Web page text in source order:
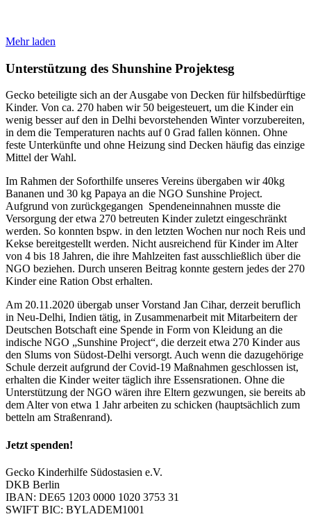
Mehr laden
Unterstützung des Shunshine Projektesg
Gecko beteiligte sich an der Ausgabe von Decken für hilfsbedürftige
Kinder. Von ca. 270 haben wir 50 beigesteuert, um die Kinder ein
wenig besser auf den in Delhi bevorstehenden Winter vorzubereiten,
in dem die Temperaturen nachts auf 0 Grad fallen können. Ohne
feste Unterkünfte und ohne Heizung sind Decken häufig das einzige
Mittel der Wahl.
Im Rahmen der Soforthilfe unseres Vereins übergaben wir 40kg
Bananen und 30 kg Papaya an die NGO Sunshine Project.
Aufgrund von zurückgegangen Spendeneinnahnen musste die
Versorgung der etwa 270 betreuten Kinder zuletzt eingeschränkt
werden. So konnten bspw. in den letzten Wochen nur noch Reis und
Kekse bereitgestellt werden. Nicht ausreichend für Kinder im Alter
von 4 bis 18 Jahren, die ihre Mahlzeiten fast ausschließlich über die
NGO beziehen. Durch unseren Beitrag konnte gestern jedes der 270
Kinder eine Ration Obst erhalten.
Am 20.11.2020 übergab unser Vorstand Jan Cihar, derzeit beruflich
in Neu-Delhi, Indien tätig, in Zusammenarbeit mit Mitarbeitern der
Deutschen Botschaft eine Spende in Form von Kleidung an die
indische NGO „Sunshine Project“, die derzeit etwa 270 Kinder aus
den Slums von Südost-Delhi versorgt. Auch wenn die dazugehörige
Schule derzeit aufgrund der Covid-19 Maßnahmen geschlossen ist,
erhalten die Kinder weiter täglich ihre Essensrationen. Ohne die
Unterstützung der NGO wären ihre Eltern gezwungen, sie bereits ab
dem Alter von etwa 1 Jahr arbeiten zu schicken (hauptsächlich zum
betteln am Straßenrand).
Jetzt spenden!
Gecko Kinderhilfe Südostasien e.V.
DKB Berlin
IBAN: DE65 1203 0000 1020 3753 31
SWIFT BIC: BYLADEM1001